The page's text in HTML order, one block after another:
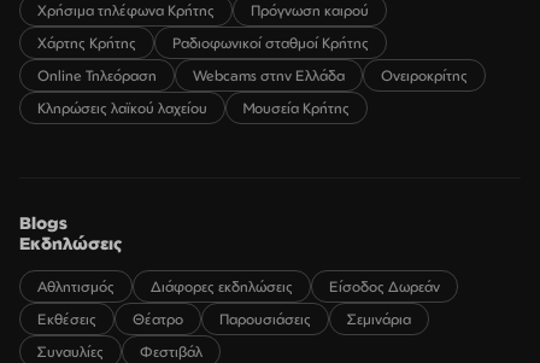
Χρήσιμα τηλέφωνα Κρήτης
Πρόγνωση καιρού
Χάρτης Κρήτης
Ραδιοφωνικοί σταθμοί Κρήτης
Online Τηλεόραση
Webcams στην Ελλάδα
Ονειροκρίτης
Κληρώσεις λαϊκού λαχείου
Μουσεία Κρήτης
Blogs
Εκδηλώσεις
Αθλητισμός Διάφορες εκδηλώσεις
Είσοδος Δωρεάν
Εκθέσεις
Θέατρο Παρουσιάσεις
Σεμινάρια
Συναυλίες
Φεστιβάλ